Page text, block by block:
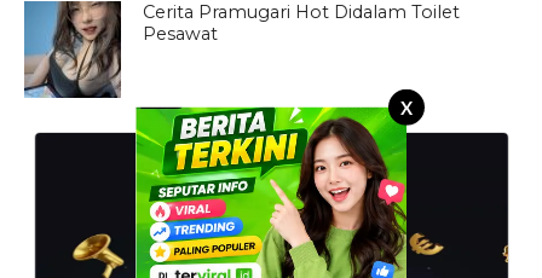
X
Cerita Pramugari Hot Didalam Toilet
Pesawat